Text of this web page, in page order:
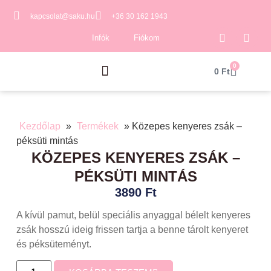
kapcsolat@saku.hu +36 30 162 1943
Infók Fiókom
0 Ft
0
Kezdőlap » Termékek » Közepes kenyeres zsák –
péksüti mintás
KÖZEPES KENYERES ZSÁK –
PÉKSÜTI MINTÁS
3890 Ft
A kívül pamut, belül speciális anyaggal bélelt kenyeres
zsák hosszú ideig frissen tartja a benne tárolt kenyeret
és péksüteményt.